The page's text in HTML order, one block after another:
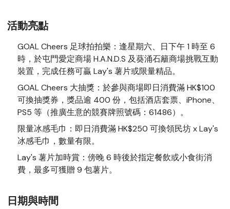
活動亮點
GOAL Cheers 足球拍拍樂： 逢星期六、日下午 1 時至 6
時，於屯門愛定商場 H.A.N.D.S 及葵涌石籬商場挑戰互動
裝置，完成任務可贏 Lay's 薯片或限量精品。
GOAL Cheers 大抽獎： 於參與商場即日消費滿 HK$100
可換抽獎券，獎品逾 400 份，包括酒店套票、iPhone、
PS5 等（推廣生意的競賽牌照號碼：61486）。
限量冰感毛巾： 即日消費滿 HK$250 可換領民坊 x Lay's
冰感毛巾，數量有限。
Lay's 薯片加時賞： 傍晚 6 時後於指定餐飲或小食街消
費，最多可獲贈 9 包薯片。
日期與時間